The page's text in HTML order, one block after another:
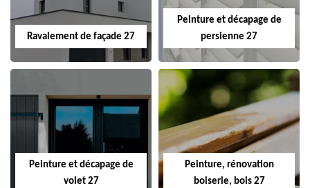
Ravalement de façade 27
Peinture et décapage de
persienne 27
Peinture et décapage de
volet 27
Peinture, rénovation
boiserie, bois 27